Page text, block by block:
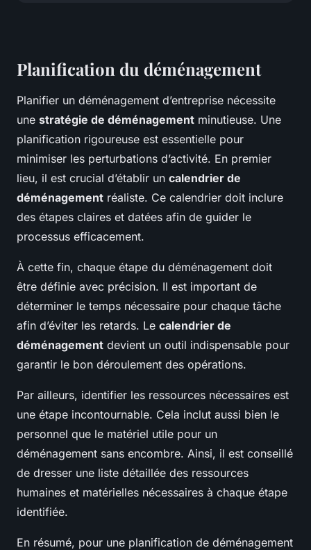
Planification du déménagement
Planifier un déménagement d’entreprise nécessite
une stratégie de déménagement minutieuse. Une
planification rigoureuse est essentielle pour
minimiser les perturbations d’activité. En premier
lieu, il est crucial d’établir un calendrier de
déménagement réaliste. Ce calendrier doit inclure
des étapes claires et datées afin de guider le
processus efficacement.
À cette fin, chaque étape du déménagement doit
être définie avec précision. Il est important de
déterminer le temps nécessaire pour chaque tâche
afin d’éviter les retards. Le calendrier de
déménagement devient un outil indispensable pour
garantir le bon déroulement des opérations.
Par ailleurs, identifier les ressources nécessaires est
une étape incontournable. Cela inclut aussi bien le
personnel que le matériel utile pour un
déménagement sans encombre. Ainsi, il est conseillé
de dresser une liste détaillée des ressources
humaines et matérielles nécessaires à chaque étape
identifiée.
En résumé, pour une planification de déménagement